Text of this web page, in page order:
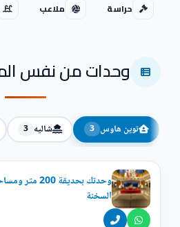
حراسة ملاعب
وحدات من نفس
توين هاوس 3 شاليه 3
السخنة